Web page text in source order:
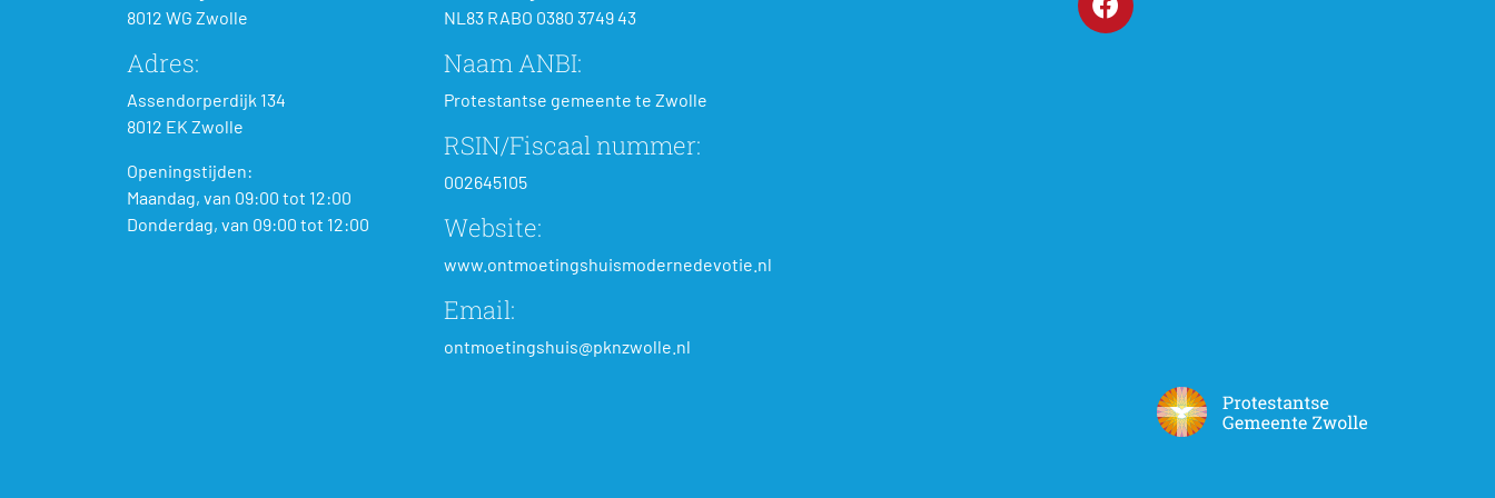
8012 WG Zwolle
Adres:
Assendorperdijk 134
8012 EK Zwolle
Openingstijden:
Maandag, van 09:00 tot 12:00
Donderdag, van 09:00 tot 12:00
NL83 RABO 0380 3749 43
Naam ANBI:
Protestantse gemeente te Zwolle
RSIN/Fiscaal nummer:
002645105
Website:
www.ontmoetingshuismodernedevotie.nl
Email:
ontmoetingshuis@pknzwolle.nl